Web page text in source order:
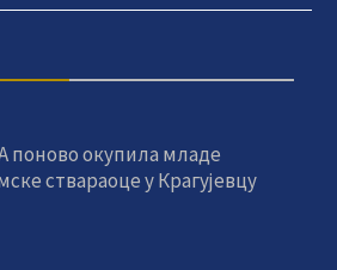
поново окупила младе
ствараоце у Крагујевцу